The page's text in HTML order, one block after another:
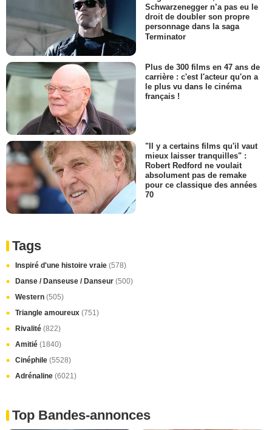
Schwarzenegger n’a pas eu le
droit de doubler son propre
personnage dans la saga
Terminator
Plus de 300 films en 47 ans de
carrière : c'est l'acteur qu'on a
le plus vu dans le cinéma
français !
"Il y a certains films qu'il vaut
mieux laisser tranquilles" :
Robert Redford ne voulait
absolument pas de remake
pour ce classique des années
70
Tags
Inspiré d'une histoire vraie (578)
Danse / Danseuse / Danseur (500)
Western (505)
Triangle amoureux (751)
Rivalité (822)
Amitié (1840)
Cinéphile (5528)
Adrénaline (6021)
Top Bandes-annonces